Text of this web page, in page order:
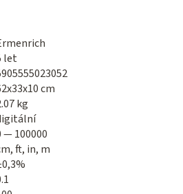
let
cm
kg
— 100000
ft, in, m